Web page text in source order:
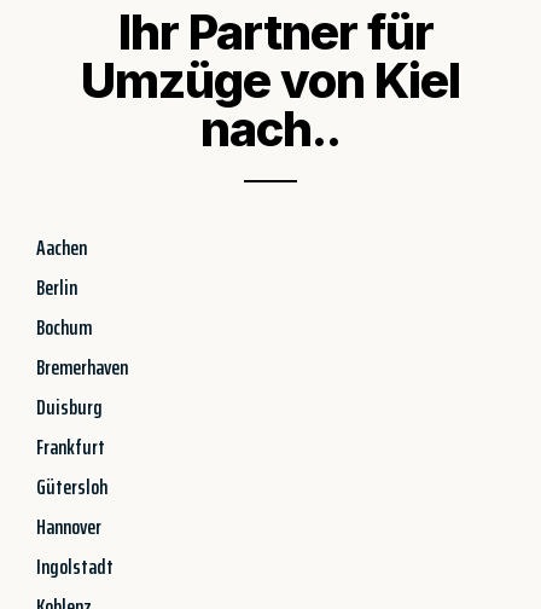
Ihr Partner für
Umzüge von Kiel
nach..
Aachen
Berlin
Bochum
Bremerhaven
Duisburg
Frankfurt
Gütersloh
Hannover
Ingolstadt